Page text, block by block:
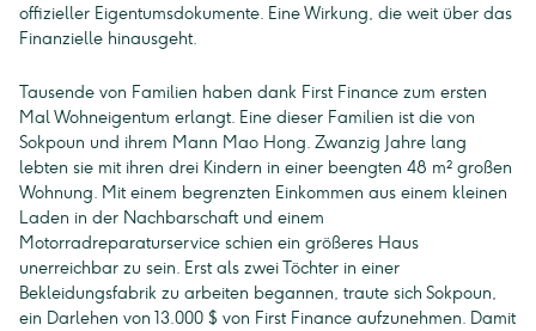
offizieller Eigentumsdokumente. Eine Wirkung, die weit über das
Finanzielle hinausgeht.
Tausende von Familien haben dank First Finance zum ersten
Mal Wohneigentum erlangt. Eine dieser Familien ist die von
Sokpoun und ihrem Mann Mao Hong. Zwanzig Jahre lang
lebten sie mit ihren drei Kindern in einer beengten 48 m² großen
Wohnung. Mit einem begrenzten Einkommen aus einem kleinen
Laden in der Nachbarschaft und einem
Motorradreparaturservice schien ein größeres Haus
unerreichbar zu sein. Erst als zwei Töchter in einer
Bekleidungsfabrik zu arbeiten begannen, traute sich Sokpoun,
ein Darlehen von 13.000 $ von First Finance aufzunehmen. Damit